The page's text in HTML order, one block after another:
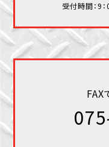
受付時間：9
FAX